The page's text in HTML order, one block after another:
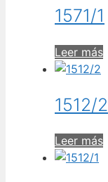
1571/1
Leer más
1512/2
Leer más